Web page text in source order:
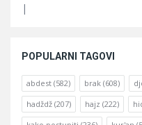
|
POPULARNI TAGOVI
abdest (582) brak (608)
hadždž (207) hajz (222)